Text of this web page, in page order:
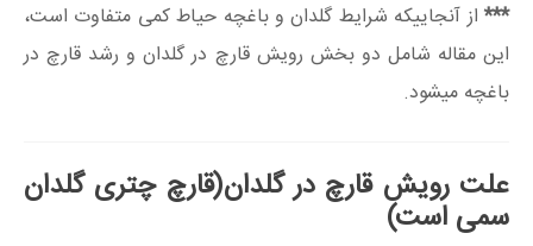
*** از آنجاییکه شرایط گلدان و باغچه حیاط کمی متفاوت است،
این مقاله شامل دو بخش رویش قارچ در گلدان و رشد قارچ در
باغچه میشود.
علت رویش قارچ در گلدان(قارچ چتری گلدان
سمی است)